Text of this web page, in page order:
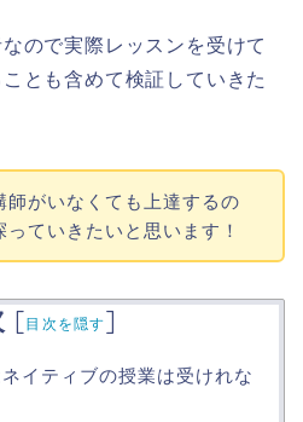
ので実際レッスンを受けて
とも含めて検証していきた
師がいなくても上達するの
ていきたいと思います！
[目次を隠す]
イティブの授業は受けれな